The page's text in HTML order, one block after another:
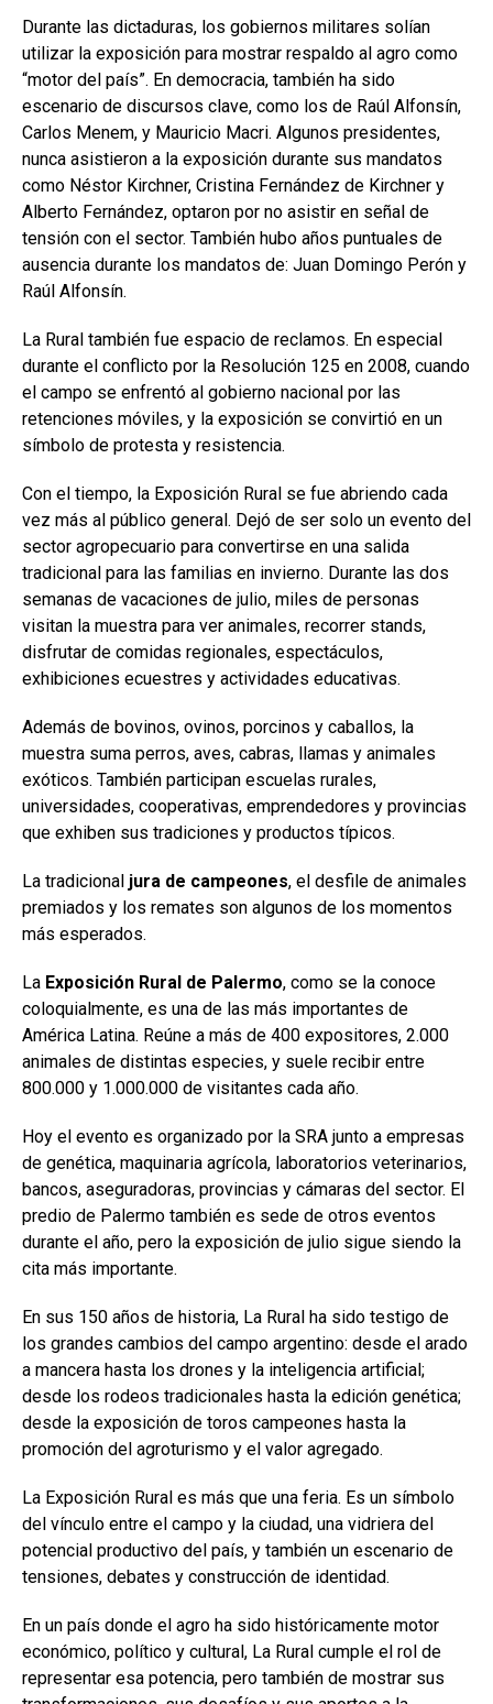
Durante las dictaduras, los gobiernos militares solían
utilizar la exposición para mostrar respaldo al agro como
“motor del país”. En democracia, también ha sido
escenario de discursos clave, como los de Raúl Alfonsín,
Carlos Menem, y Mauricio Macri. Algunos presidentes,
nunca asistieron a la exposición durante sus mandatos
como Néstor Kirchner, Cristina Fernández de Kirchner y
Alberto Fernández, optaron por no asistir en señal de
tensión con el sector. También hubo años puntuales de
ausencia durante los mandatos de: Juan Domingo Perón y
Raúl Alfonsín.
La Rural también fue espacio de reclamos. En especial
durante el conflicto por la Resolución 125 en 2008, cuando
el campo se enfrentó al gobierno nacional por las
retenciones móviles, y la exposición se convirtió en un
símbolo de protesta y resistencia.
Con el tiempo, la Exposición Rural se fue abriendo cada
vez más al público general. Dejó de ser solo un evento del
sector agropecuario para convertirse en una salida
tradicional para las familias en invierno. Durante las dos
semanas de vacaciones de julio, miles de personas
visitan la muestra para ver animales, recorrer stands,
disfrutar de comidas regionales, espectáculos,
exhibiciones ecuestres y actividades educativas.
Además de bovinos, ovinos, porcinos y caballos, la
muestra suma perros, aves, cabras, llamas y animales
exóticos. También participan escuelas rurales,
universidades, cooperativas, emprendedores y provincias
que exhiben sus tradiciones y productos típicos.
La tradicional jura de campeones, el desfile de animales
premiados y los remates son algunos de los momentos
más esperados.
La Exposición Rural de Palermo, como se la conoce
coloquialmente, es una de las más importantes de
América Latina. Reúne a más de 400 expositores, 2.000
animales de distintas especies, y suele recibir entre
800.000 y 1.000.000 de visitantes cada año.
Hoy el evento es organizado por la SRA junto a empresas
de genética, maquinaria agrícola, laboratorios veterinarios,
bancos, aseguradoras, provincias y cámaras del sector. El
predio de Palermo también es sede de otros eventos
durante el año, pero la exposición de julio sigue siendo la
cita más importante.
En sus 150 años de historia, La Rural ha sido testigo de
los grandes cambios del campo argentino: desde el arado
a mancera hasta los drones y la inteligencia artificial;
desde los rodeos tradicionales hasta la edición genética;
desde la exposición de toros campeones hasta la
promoción del agroturismo y el valor agregado.
La Exposición Rural es más que una feria. Es un símbolo
del vínculo entre el campo y la ciudad, una vidriera del
potencial productivo del país, y también un escenario de
tensiones, debates y construcción de identidad.
En un país donde el agro ha sido históricamente motor
económico, político y cultural, La Rural cumple el rol de
representar esa potencia, pero también de mostrar sus